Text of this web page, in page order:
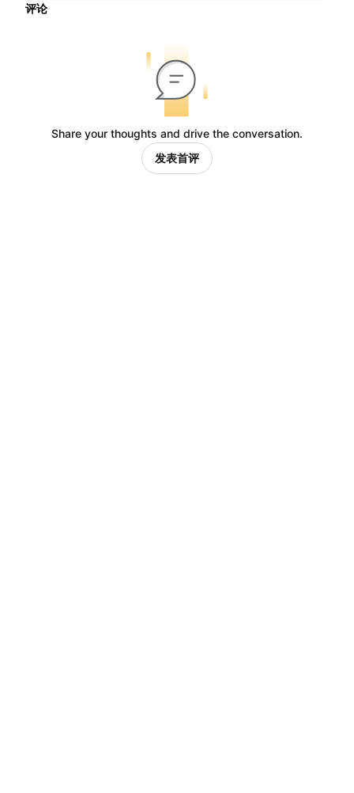
评论
Share your thoughts and drive the conversation.
发表首评